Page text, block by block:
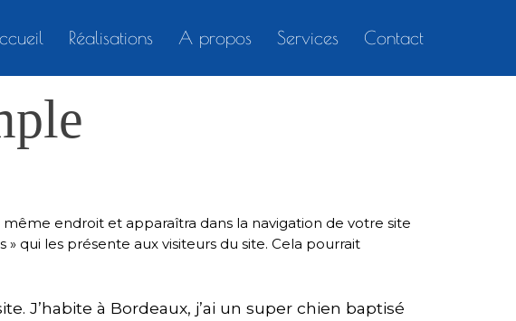
Réalisations A propos Services Contact
endroit et apparaîtra dans la navigation de votre site
qui les présente aux visiteurs du site. Cela pourrait
J’habite à Bordeaux, j’ai un super chien baptisé